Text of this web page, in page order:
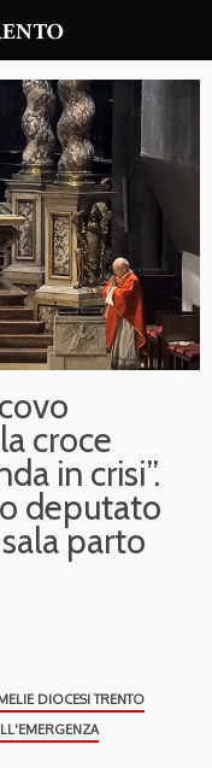
croce
in crisi”.
deputato
parto
DIOCESI TRENTO